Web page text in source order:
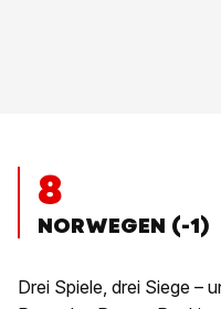
8
NORWEGEN (-1)
Drei Spiele, drei Siege –